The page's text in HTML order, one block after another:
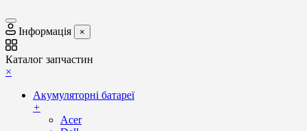
Інформація ×
Каталог запчастин
×
Акумуляторні батареї
+
Acer